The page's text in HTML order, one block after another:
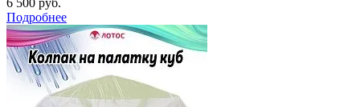
Подробнее